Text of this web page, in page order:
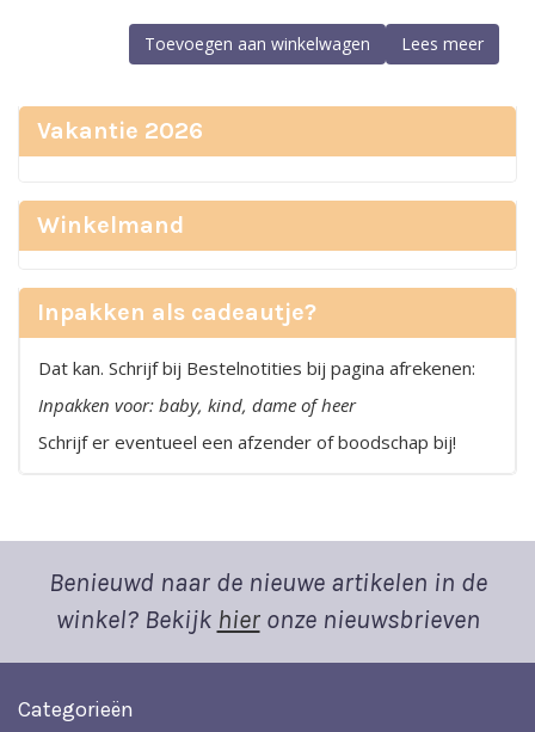
Lees meer
Toevoegen aan winkelwagen
Vakantie 2026
Winkelmand
Inpakken als cadeautje?
Dat kan. Schrijf bij Bestelnotities bij pagina afrekenen:
Inpakken voor: baby, kind, dame of heer
Schrijf er eventueel een afzender of boodschap bij!
Benieuwd naar de nieuwe artikelen in de
winkel? Bekijk hieronze nieuwsbrieven
Categorieën